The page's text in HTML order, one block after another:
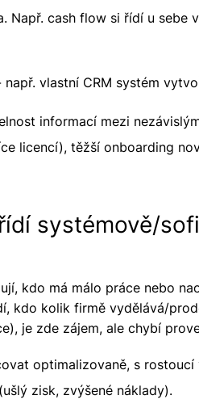
Např. cash flow si řídí u sebe
vlastní CRM systém
informací mezi
licencí), těžší onboarding
systémově/
kdo má málo práce nebo
kdo kolik firmě vydělává/
je zde zájem, ale chybí
optimalizovaně, s
zisk, zvýšené náklady).